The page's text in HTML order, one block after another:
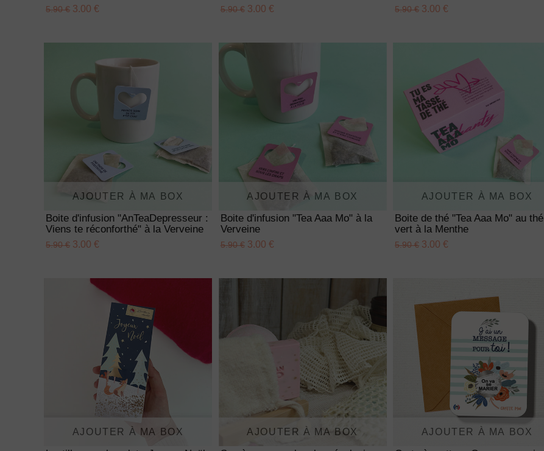
5.90 € 3.00 € 5.90 €3.00 € 5.90 € 3.00 €
AJOUTER À MA BOX
Boite d'infusion "AnTeaDepresseur :
Viens te réconforthé" à la Verveine
5.90 € 3.00 €
AJOUTER À MA BOX
Boite d'infusion "Tea Aaa Mo" à la
Verveine
5.90 €3.00 €
AJOUTER À MA BOX
Boite de thé "Tea Aaa Mo" au thé
vert à la Menthe
5.90 € 3.00 €
AJOUTER À MA BOX AJOUTER À MA BOX AJOUTER À MA BOX